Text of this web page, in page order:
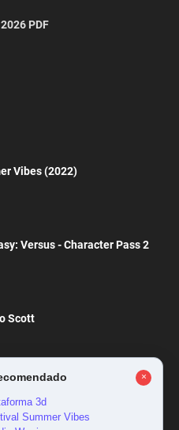
PDF
Vibes (2022)
Versus - Character Pass 2
Scott
×
3d
Summer Vibes